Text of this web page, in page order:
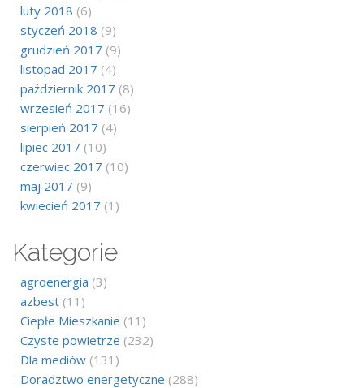
luty 2018 (6)
styczeń 2018 (9)
grudzień 2017 (9)
listopad 2017 (4)
październik 2017 (8)
wrzesień 2017 (16)
sierpień 2017 (4)
lipiec 2017 (10)
czerwiec 2017 (10)
maj 2017 (9)
kwiecień 2017 (1)
Kategorie
agroenergia (3)
azbest (11)
Ciepłe Mieszkanie (11)
Czyste powietrze (232)
Dla mediów (131)
Doradztwo energetyczne (288)